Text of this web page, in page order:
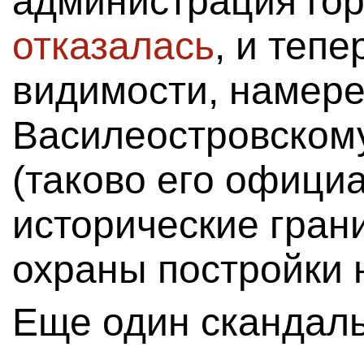
отказалась, и
видимости,
(таково его
исторические
охраны постройки
Еще один